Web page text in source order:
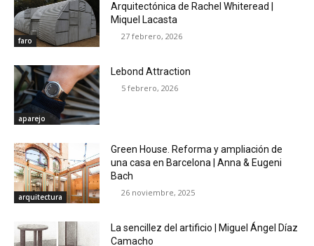
faro
Arquitectónica de Rachel Whiteread |
Miquel Lacasta
27 febrero, 2026
aparejo
Lebond Attraction
5 febrero, 2026
arquitectura
Green House. Reforma y ampliación de
una casa en Barcelona | Anna & Eugeni
Bach
26 noviembre, 2025
La sencillez del artificio | Miguel Ángel Díaz
Camacho